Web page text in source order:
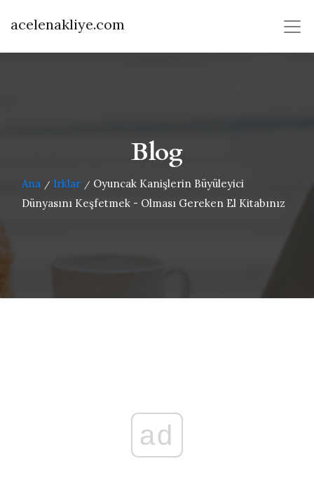
acelenakliye.com
Blog
Ana / Irklar / Oyuncak Kanişlerin Büyüleyici
Dünyasını Keşfetmek - Olması Gereken El Kitabınız
ad